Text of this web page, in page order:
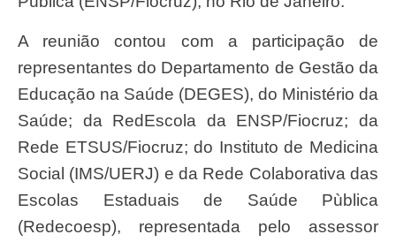
A reunião contou com a participação de
representantes do Departamento de Gestão da
Educação na Saúde (DEGES), do Ministério da
Saúde; da RedEscola da ENSP/Fiocruz; da
Rede ETSUS/Fiocruz; do Instituto de Medicina
Social (IMS/UERJ) e da Rede Colaborativa das
Escolas Estaduais de Saúde Pùblica
(Redecoesp), representada pelo assessor